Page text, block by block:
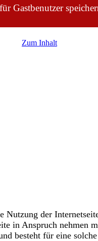
Zum Inhalt
der
in Anspruch nehmen
besteht für eine